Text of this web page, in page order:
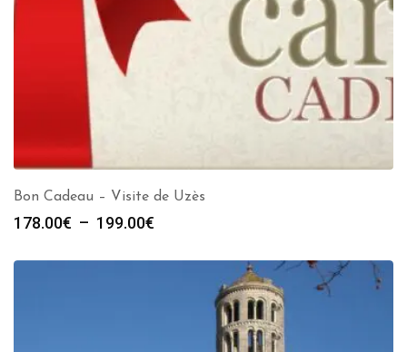
Bon Cadeau – Visite de Uzès
178.00€ – 199.00€
prix :